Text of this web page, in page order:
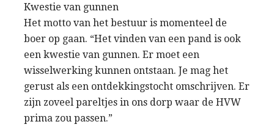
Kwestie van gunnen
Het motto van het bestuur is momenteel de
boer op gaan. “Het vinden van een pand is ook
een kwestie van gunnen. Er moet een
wisselwerking kunnen ontstaan. Je mag het
gerust als een ontdekkingstocht omschrijven. Er
zijn zoveel pareltjes in ons dorp waar de HVW
prima zou passen.”